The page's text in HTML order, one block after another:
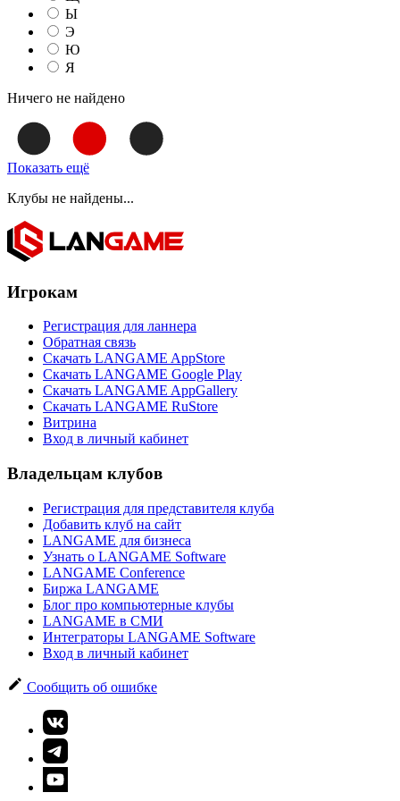
Ы
Э
Ю
Я
Ничего не найдено
Показать ещё
Клубы не найдены...
Игрокам
Регистрация для ланнера
Обратная связь
Скачать LANGAME AppStore
Скачать LANGAME Google Play
Скачать LANGAME AppGallery
Скачать LANGAME RuStore
Витрина
Вход в личный кабинет
Владельцам клубов
Регистрация для представителя клуба
Добавить клуб на сайт
LANGAME для бизнеса
Узнать о LANGAME Software
LANGAME Conference
Биржа LANGAME
Блог про компьютерные клубы
LANGAME в СМИ
Интеграторы LANGAME Software
Вход в личный кабинет
Сообщить об ошибке